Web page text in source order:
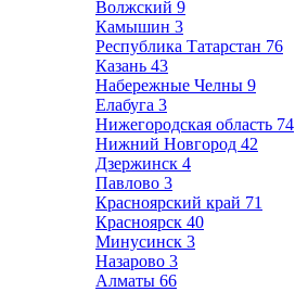
Волжский 9
Камышин 3
Республика Татарстан 76
Казань 43
Набережные Челны 9
Елабуга 3
Нижегородская область 74
Нижний Новгород 42
Дзержинск 4
Павлово 3
Красноярский край 71
Красноярск 40
Минусинск 3
Назарово 3
Алматы 66